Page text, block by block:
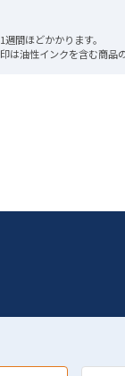
間ほどかかります。
は油性インクを含む商品